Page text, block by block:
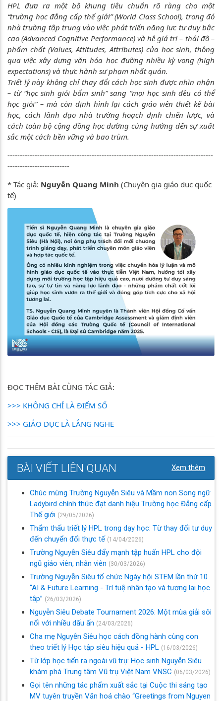
HPL đưa ra một bộ khung tiêu chuẩn rõ ràng cho một
“trường học đẳng cấp thế giới” (World Class School), trong đó
nhà trường tập trung vào việc phát triển năng lực tư duy bậc
cao (Advanced Cognitive Performance) và hệ giá trị – thái độ –
phẩm chất (Values, Attitudes, Attributes) của học sinh, thông
qua việc xây dựng văn hóa học đường nhiều kỳ vọng (high
expectations) và thực hành sư phạm nhất quán.
Triết lý này không chỉ thay đổi cách học sinh được nhìn nhận
– từ “học sinh giỏi bẩm sinh” sang “mọi học sinh đều có thể
học giỏi” – mà còn định hình lại cách giáo viên thiết kế bài
học, cách lãnh đạo nhà trường hoạch định chiến lược, và
cách toàn bộ cộng đồng học đường cùng hướng đến sự xuất
sắc một cách bền vững và bao trùm.
-----------------------------------------------------------------------------------
-------------------------
* Tác giả: Nguyễn Quang Minh (Chuyên gia giáo dục quốc
tế)
ĐỌC THÊM BÀI CÙNG TÁC GIẢ:
>>> KHÔNG CHỈ LÀ ĐIỂM SỐ
>>> GIÁO DỤC LÀ LẮNG NGHE
BÀI VIẾT LIÊN QUAN Xem thêm
Chúc mừng Trường Nguyễn Siêu và Mầm non Song ngữ
Ladybird chính thức đạt danh hiệu Trường học Đẳng cấp
Thế giới (29/05/2026)
Thẩm thấu triết lý HPL trong dạy học: Từ thay đổi tư duy
đến chuyển đổi thực tế (14/04/2026)
Trường Nguyễn Siêu đẩy mạnh tập huấn HPL cho đội
ngũ giáo viên, nhân viên (30/03/2026)
Trường Nguyễn Siêu tổ chức Ngày hội STEM lần thứ 10
“AI & Future Learning - Trí tuệ nhân tạo và tương lai học
tập” (26/03/2026)
Nguyễn Siêu Debate Tournament 2026: Một mùa giải sôi
nổi với nhiều dấu ấn (24/03/2026)
Cha mẹ Nguyễn Siêu học cách đồng hành cùng con
theo triết lý Học tập siêu hiệu quả - HPL (16/03/2026)
Từ lớp học tiến ra ngoài vũ trụ: Học sinh Nguyễn Siêu
khám phá Trung tâm Vũ trụ Việt Nam VNSC (06/03/2026)
Gọi tên những tác phẩm xuất sắc tại Cuộc thi sáng tạo
MV tuyên truyền Văn hoá chào “Greetings from Nguyen